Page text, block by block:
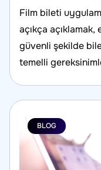
Film bileti
açıkça açıklamak,
güvenli şekilde
temelli
BLOG